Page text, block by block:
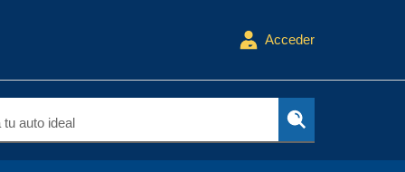
Acceder
auto ideal